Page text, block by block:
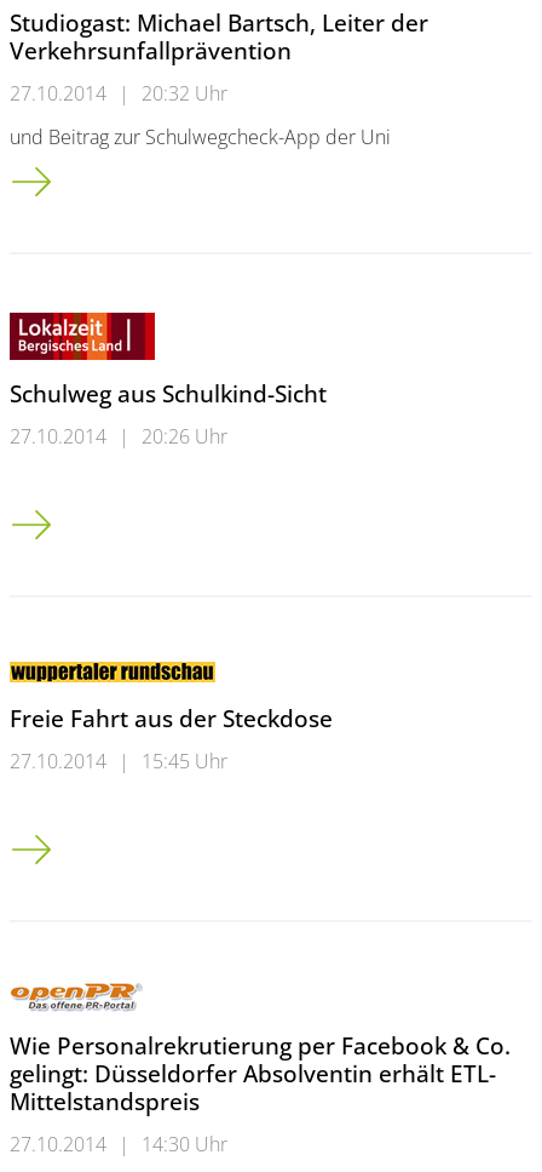
Studiogast: Michael Bartsch, Leiter der
Verkehrsunfallprävention
27.10.2014 |
20:32 Uhr
und Beitrag zur Schulwegcheck-App der Uni
Studiogast: Michael Bartsch, Leiter der
Schulweg aus Schulkind-Sicht
27.10.2014 | 20:26 Uhr
Schulweg aus Schulkind-Sicht
Freie Fahrt aus der Steckdose
27.10.2014 | 15:45 Uhr
Freie Fahrt aus der Steckdose
Wie Personalrekrutierung per Facebook & Co.
gelingt: Düsseldorfer Absolventin erhält ETL-
Mittelstandspreis
27.10.2014 |
14:30 Uhr